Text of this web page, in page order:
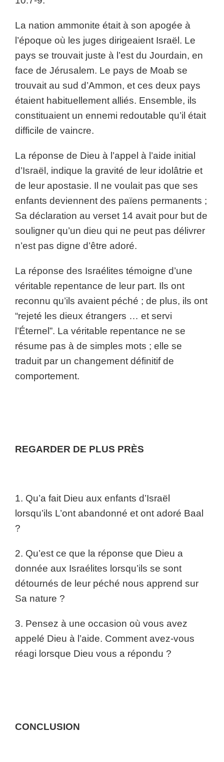
La nation ammonite était à son apogée à
l’époque où les juges dirigeaient Israël. Le
pays se trouvait juste à l’est du Jourdain, en
face de Jérusalem. Le pays de Moab se
trouvait au sud d’Ammon, et ces deux pays
étaient habituellement alliés. Ensemble, ils
constituaient un ennemi redoutable qu’il était
difficile de vaincre.
La réponse de Dieu à l’appel à l’aide initial
d’Israël, indique la gravité de leur idolâtrie et
de leur apostasie. Il ne voulait pas que ses
enfants deviennent des païens permanents ;
Sa déclaration au verset 14 avait pour but de
souligner qu’un dieu qui ne peut pas délivrer
n’est pas digne d’être adoré.
La réponse des Israélites témoigne d’une
véritable repentance de leur part. Ils ont
reconnu qu’ils avaient péché ; de plus, ils ont
“rejeté les dieux étrangers … et servi
l’Éternel”. La véritable repentance ne se
résume pas à de simples mots ; elle se
traduit par un changement définitif de
comportement.
REGARDER DE PLUS PRÈS
1. Qu’a fait Dieu aux enfants d’Israël
lorsqu’ils L’ont abandonné et ont adoré Baal
?
2. Qu’est ce que la réponse que Dieu a
donnée aux Israélites lorsqu’ils se sont
détournés de leur péché nous apprend sur
Sa nature ?
3. Pensez à une occasion où vous avez
appelé Dieu à l’aide. Comment avez-vous
réagi lorsque Dieu vous a répondu ?
CONCLUSION